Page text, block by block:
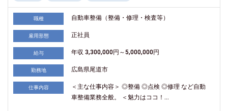
職種 自動車整備（整備・修理・検査等）
雇用形態 正社員
給与 年収 3,300,000円～5,000,000円
勤務地 広島県尾道市
仕事内容
＜主な仕事内容＞ ◎整備 ◎点検 ◎修理 など自動
車整備業務全般。 ＜魅力はココ！...